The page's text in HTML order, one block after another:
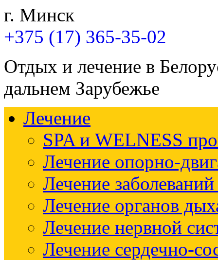
г. Минск
+375 (17) 365-35-02
Отдых и лечение в
дальнем Зарубежье
Лечение
SPA и WELNESS
Лечение опорно-
Лечение
Лечение органов
Лечение нервной
Лечение сердечно-